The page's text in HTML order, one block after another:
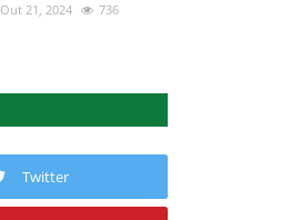
Out 21, 2024 736
Twitter